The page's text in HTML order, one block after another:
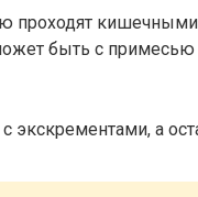
проходят кишечными
быть с примесью
а